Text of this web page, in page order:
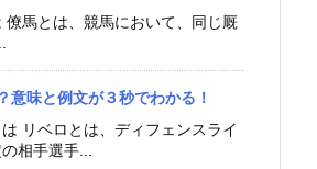
僚馬とは、競馬において、同じ厩
意味と例文が３秒でわかる！
は リベロとは、ディフェンスライ
相手選手...